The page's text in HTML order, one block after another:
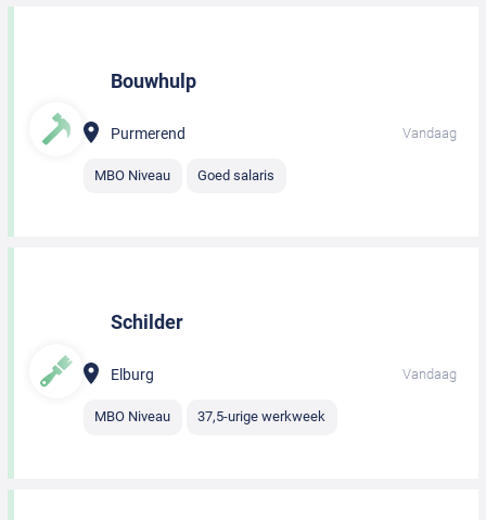
Bouwhulp
Purmerend Vandaag
MBO Niveau Goed salaris
Schilder
Elburg Vandaag
MBO Niveau 37,5-urige werkweek